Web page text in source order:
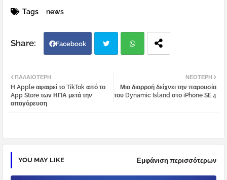
Tags news
Facebook
tter atsa
ΝΕΌΤΕΡΗ
Μια διαρροή δείχνει την παρουσία
του Dynamic Island στο iPhone SE 4
ΠΑΛΑΙΌΤΕΡΗ
Η Apple αφαιρεί το TikTok από το
App Store των ΗΠΑ μετά την
απαγόρευση
YOU MAY LIKE Εμφάνιση περισσότερων